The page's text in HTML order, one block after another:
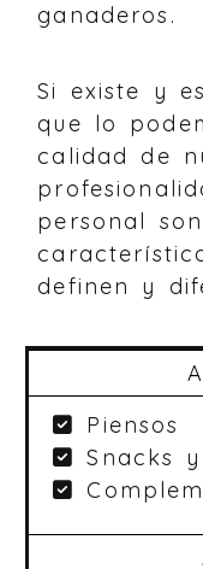
ganaderos.
Si existe y
que lo
calidad de
personal
definen y
Piensos
Snacks